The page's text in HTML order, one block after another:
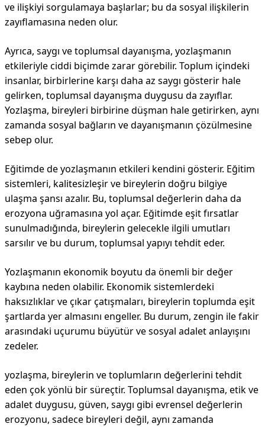
ve ilişkiyi sorgulamaya başlarlar; bu da sosyal ilişkilerin
zayıflamasına neden olur.
Ayrıca, saygı ve toplumsal dayanışma, yozlaşmanın
etkileriyle ciddi biçimde zarar görebilir. Toplum içindeki
insanlar, birbirlerine karşı daha az saygı gösterir hale
gelirken, toplumsal dayanışma duygusu da zayıflar.
Yozlaşma, bireyleri birbirine düşman hale getirirken, aynı
zamanda sosyal bağların ve dayanışmanın çözülmesine
sebep olur.
Eğitimde de yozlaşmanın etkileri kendini gösterir. Eğitim
sistemleri, kalitesizleşir ve bireylerin doğru bilgiye
ulaşma şansı azalır. Bu, toplumsal değerlerin daha da
erozyona uğramasına yol açar. Eğitimde eşit fırsatlar
sunulmadığında, bireylerin gelecekle ilgili umutları
sarsılır ve bu durum, toplumsal yapıyı tehdit eder.
Yozlaşmanın ekonomik boyutu da önemli bir değer
kaybına neden olabilir. Ekonomik sistemlerdeki
haksızlıklar ve çıkar çatışmaları, bireylerin toplumda eşit
şartlarda yer almasını engeller. Bu durum, zengin ile fakir
arasındaki uçurumu büyütür ve sosyal adalet anlayışını
zedeler.
yozlaşma, bireylerin ve toplumların değerlerini tehdit
eden çok yönlü bir süreçtir. Toplumsal dayanışma, etik ve
adalet duygusu, güven, saygı gibi evrensel değerlerin
erozyonu, sadece bireyleri değil, aynı zamanda